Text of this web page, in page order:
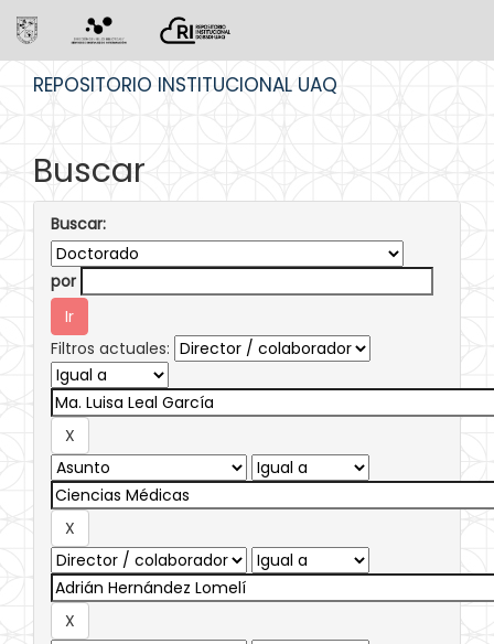
REPOSITORIO INSTITUCIONAL UAQ
Buscar
Buscar:
por
Filtros actuales: